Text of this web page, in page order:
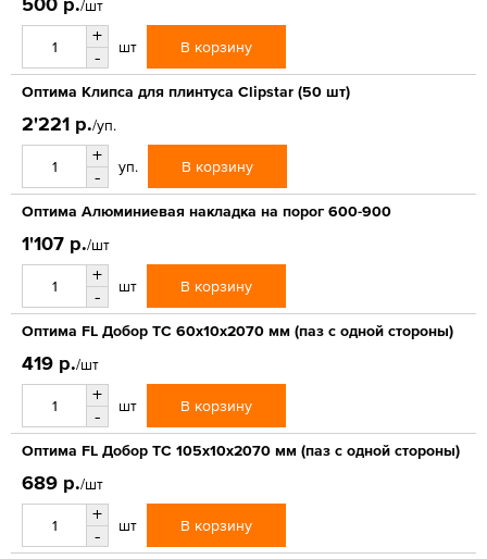
/шт
+
-
шт В корзину
Оптима Клипса для плинтуса Clipstar (50 шт)
2'221 р./уп.
+
-
уп. В корзину
Оптима Алюминиевая накладка на порог 600-900
1'107 р./шт
+
-
шт В корзину
Оптима FL Добор ТС 60х10х2070 мм (паз с одной стороны)
419 р./шт
+
-
шт В корзину
Оптима FL Добор ТС 105х10х2070 мм (паз с одной стороны)
689 р./шт
+
-
шт В корзину